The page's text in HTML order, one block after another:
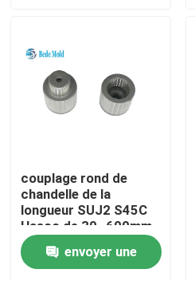
Visite d'usine
Contrôle de qualité
Nouvelles
Demandez une citation
couplage rond de
chandelle de la
longueur SUJ2 S45C
Hasco de 30~600mm
envoyer une